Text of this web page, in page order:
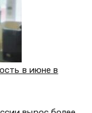
в июне в